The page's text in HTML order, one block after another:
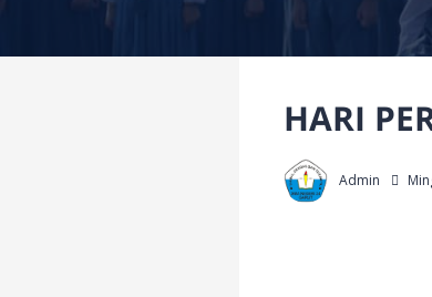
HARI
Admin